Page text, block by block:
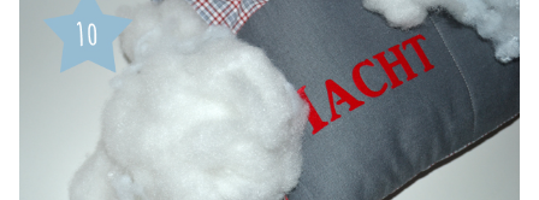
InstagramFacebook